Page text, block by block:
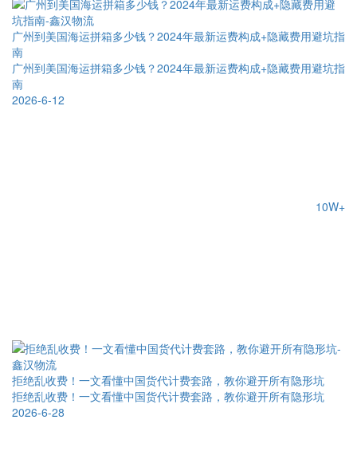
广州到美国海运拼箱多少钱？2024年最新运费构成+隐藏费用避坑指
南
广州到美国海运拼箱多少钱？2024年最新运费构成+隐藏费用避坑指
南
2026-6-12
10W+
拒绝乱收费！一文看懂中国货代计费套路，教你避开所有隐形坑
拒绝乱收费！一文看懂中国货代计费套路，教你避开所有隐形坑
2026-6-28